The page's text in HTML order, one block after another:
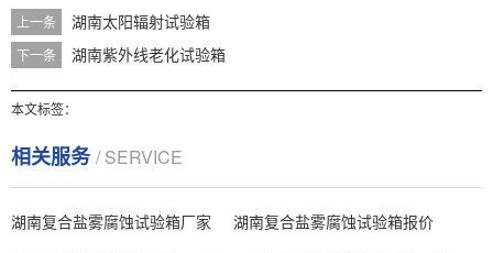
上一条 湖南太阳辐射试验箱
下一条 湖南紫外线老化试验箱
本文标签：
相关服务/ SERVICE
湖南复合盐雾腐蚀试验箱厂家
湖南复合盐雾腐蚀试验箱报价